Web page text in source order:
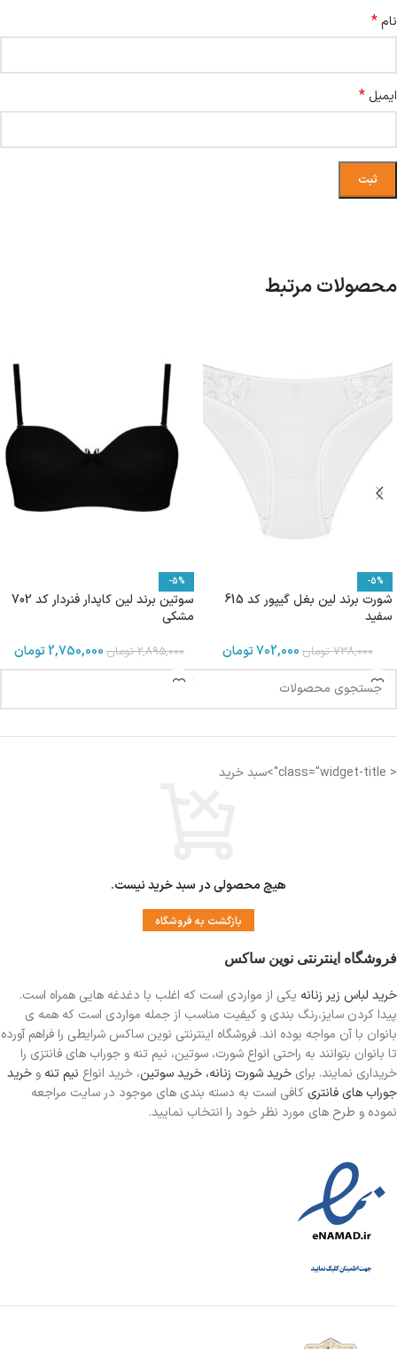
نام*
ایمیل *
محصولات مرتبط
-5%
شورت برند لین بغل گیپور کد 615
سفید
738,000 تومان 702,000تومان
-5%
سوتین برند لین کاپدار فنردار کد 702
مشکی
2,895,000 تومان 2,750,000تومان
< class="widget-title">سبد خرید
هیچ محصولی در سبد خرید نیست.
بازگشت به فروشگاه
فروشگاه اینترنتی نوین ساکس
خرید لباس زیر زنانه یکی از مواردی است که اغلب با دغدغه هایی همراه است.
پیدا کردن سایز،رنگ بندی و کیفیت مناسب از جمله مواردی است که همه ی
بانوان با آن مواجه بوده اند. فروشگاه اینترنتی نوین ساکس شرایطی را فراهم آورده
تا بانوان بتوانند به راحتی انواع شورت، سوتین، نیم تنه و جوراب های فانتزی را
خریداری نمایند. برای خرید شورت زنانه، خرید سوتین، خرید انواع نیم تنه و خرید
جوراب های فانتری کافی است به دسته بندی های موجود در سایت مراجعه
نموده و طرح های مورد نظر خود را انتخاب نمایید.